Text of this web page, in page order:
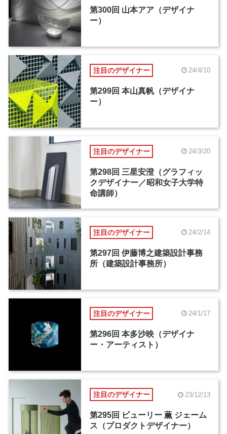
第300回 山本アア（デザイナ
ー）
注目のデザイナー 24/4/10
第299回 本山真帆（デザイナ
ー）
注目のデザイナー 24/3/20
第298回 三星安澄（グラフィッ
クデザイナー／昭和女子大学特
命講師）
注目のデザイナー 24/2/14
第297回 伊藤博之建築設計事務
所（建築設計事務所）
注目のデザイナー 24/1/17
第296回 本多沙映（デザイナ
ー・アーティスト）
注目のデザイナー 23/12/13
第295回 ビューリー 薫 ジェーム
ス（プロダクトデザイナー）